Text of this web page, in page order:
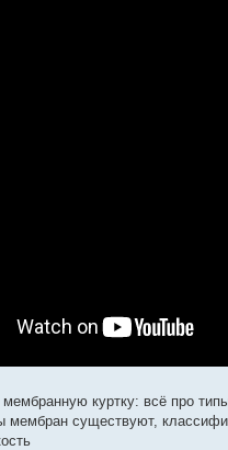
куртку: всё про
мембран существуют,